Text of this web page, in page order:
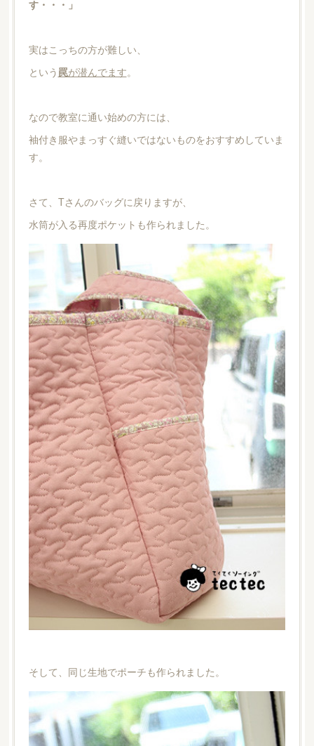
す・・・」
実はこっちの方が難しい、
という 罠が潜んでます。
なので教室に通い始めの方には、
袖付き服やまっすぐ縫いではないものをおすすめしていま
す。
さて、Tさんのバッグに戻りますが、
水筒が入る再度ポケットも作られました。
そして、同じ生地でポーチも作られました。